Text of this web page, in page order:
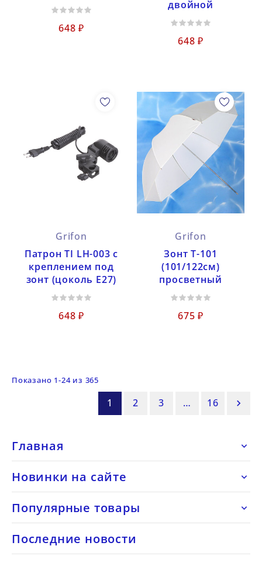
648 ₽
двойной
648 ₽
Grifon
Патрон TI LH-003 с
креплением под
зонт (цоколь Е27)
648 ₽
Grifon
Зонт Т-101
(101/122см)
просветный
675 ₽
Показано 1-24 из 365
1 2 3 … 16 
Главная 
Новинки на сайте 
Популярные товары 
Последние новости